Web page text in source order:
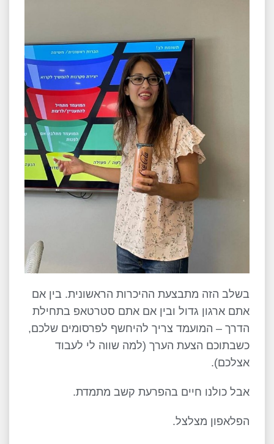
בשלב הזה מתבצעת ההיכרות הראשונית. בין אם
אתם ארגון גדול ובין אם אתם סטרטאפ בתחילת
הדרך – המועמד צריך להיחשף לפרסומים שלכם,
כשבתוכם הצעת הערך (למה שווה לי לעבוד
אצלכם).
אבל כולנו חיים בהפרעת קשב מתמדת.
הפלאפון מצלצל.